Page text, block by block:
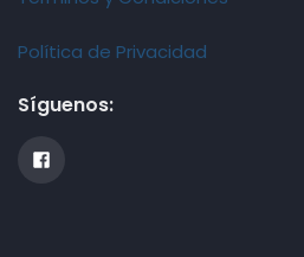
Política de Privacidad
Síguenos: